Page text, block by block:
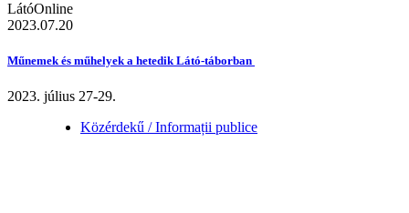
LátóOnline
2023.07.20
Műnemek és műhelyek a hetedik Látó-táborban
2023. július 27-29.
Közérdekű / Informații publice